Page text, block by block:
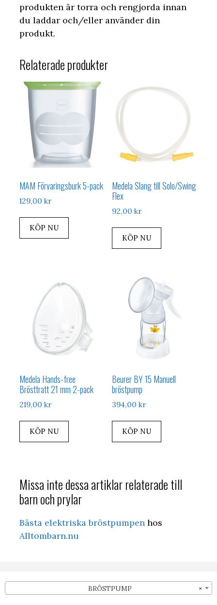
produkten är torra och rengjorda innan
du laddar och/eller använder din
produkt.
Relaterade produkter
MAM Förvaringsburk 5-pack
129,00 kr
KÖP NU
Medela Slang till Solo/Swing
Flex
92,00kr
KÖP NU
Medela Hands-free
Brösttratt 21 mm 2-pack
219,00 kr
KÖP NU
Beurer BY 15 Manuell
bröstpump
394,00kr
KÖP NU
Missa inte dessa artiklar relaterade till
barn och prylar
Bästa elektriska bröstpumpen hos
Alltombarn.nu
×
BRÖSTPUMP